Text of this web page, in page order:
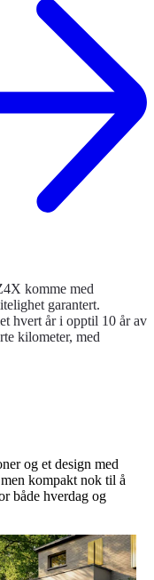
komme med
garantert.
hvert år i opptil 10 år av
kilometer, med
og et design med
kompakt nok til å
både hverdag og